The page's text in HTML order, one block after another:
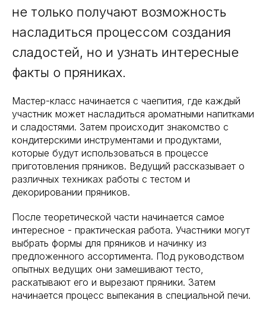
не только получают возможность
насладиться процессом создания
сладостей, но и узнать интересные
факты о пряниках.
Мастер-класс начинается с чаепития, где каждый
участник может насладиться ароматными напитками
и сладостями. Затем происходит знакомство с
кондитерскими инструментами и продуктами,
которые будут использоваться в процессе
приготовления пряников. Ведущий рассказывает о
различных техниках работы с тестом и
декорировании пряников.
После теоретической части начинается самое
интересное - практическая работа. Участники могут
выбрать формы для пряников и начинку из
предложенного ассортимента. Под руководством
опытных ведущих они замешивают тесто,
раскатывают его и вырезают пряники. Затем
начинается процесс выпекания в специальной печи.